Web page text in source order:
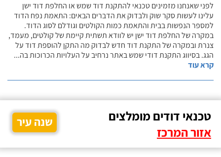
לפני שאנחנו מזמינים טכנאי להתקנת דוד שמש או החלפת דוד ישן
עלינו לעשות סקר שוק ולבדוק את הדברים הבאים: התאמת נפח הדוד
למספר הנפשות בבית והתאמת כמות הקולטים וגודלם לסוג הדוד.
במקרה של החלפת דוד ישן יש לוודא תשתית קיימת של קולטים, מעמד,
צנרת ובמקרה של התקנת דוד חדש לבדוק מה התקן להוספת דוד על
הגג. בסיווג התקנת דודי שמש באתר נרחיב על העלויות הכרוכות בה...
קרא עוד
טכנאי דודים מומלצים
אזור המרכז
שנה עיר